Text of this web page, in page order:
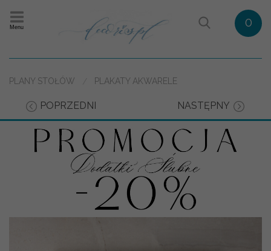
Menu 0
PLANY STOŁÓW PLAKATY AKWARELE
POPRZEDNI NASTĘPNY